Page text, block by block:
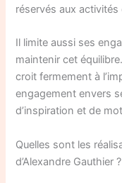
réservés aux activités
Il limite aussi ses
maintenir cet
croit fermement à
engagement envers
d’inspiration et de
Quelles sont les
d’Alexandre Gauthier ?